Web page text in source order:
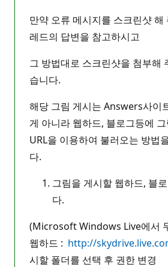
만약 오류 메시지를 스크린샷 해
레드의 답변을 참고하시고
그 방법대로 스크린샷을 첨부해
습니다.
해당 그림 게시는 Answers사이
게 아니라 웹하드, 블로그등에
URL을 이용하여 불러오는 방법
다.
그림을 게시할 웹하드, 블
다.
(Microsoft Windows Live에서
웹하드 : http://
시할 폴더를 선택 후 권한 변경